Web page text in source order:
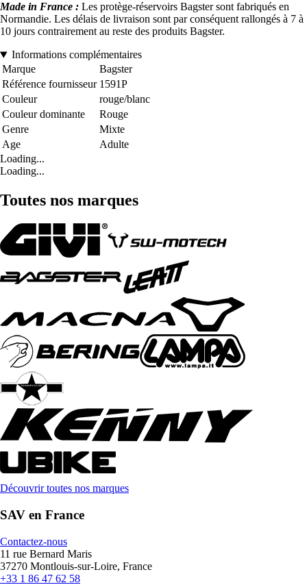
Made in France : Les protège-réservoirs Bagster sont fabriqués en
Normandie. Les délais de livraison sont par conséquent rallongés à 7 à
10 jours contrairement au reste des produits Bagster.
Informations complémentaires
Marque
Bagster
Référence fournisseur 1591P
Couleur
rouge/blanc
Couleur dominante
Rouge
Genre
Mixte
Age
Adulte
Loading...
Loading...
Toutes nos marques
Découvrir toutes nos marques
SAV en France
Contactez-nous
11 rue Bernard Maris
37270 Montlouis-sur-Loire, France
+33 1 86 47 62 58